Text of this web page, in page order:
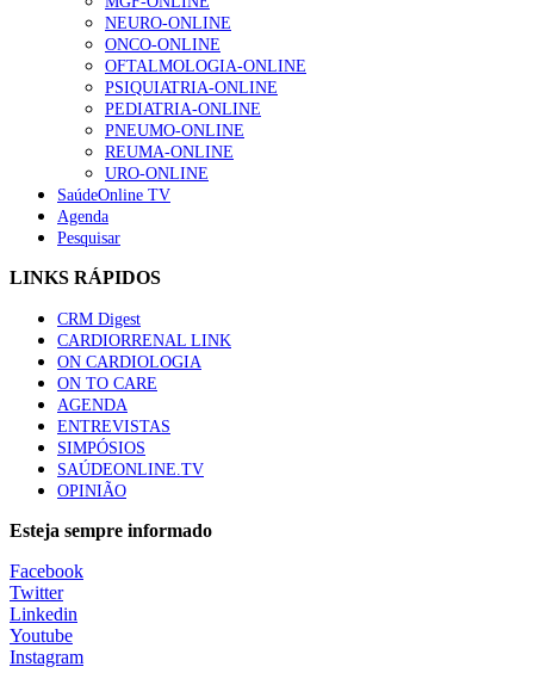
NEURO-ONLINE
ONCO-ONLINE
OFTALMOLOGIA-ONLINE
PSIQUIATRIA-ONLINE
PEDIATRIA-ONLINE
PNEUMO-ONLINE
REUMA-ONLINE
URO-ONLINE
SaúdeOnline TV
Agenda
Pesquisar
LINKS RÁPIDOS
CRM Digest
CARDIORRENAL LINK
ON CARDIOLOGIA
ON TO CARE
AGENDA
ENTREVISTAS
SIMPÓSIOS
SAÚDEONLINE.TV
OPINIÃO
Esteja sempre informado
Facebook
Twitter
Linkedin
Youtube
Instagram